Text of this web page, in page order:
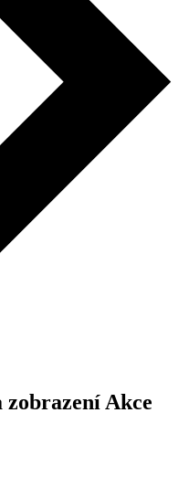
zobrazení Akce